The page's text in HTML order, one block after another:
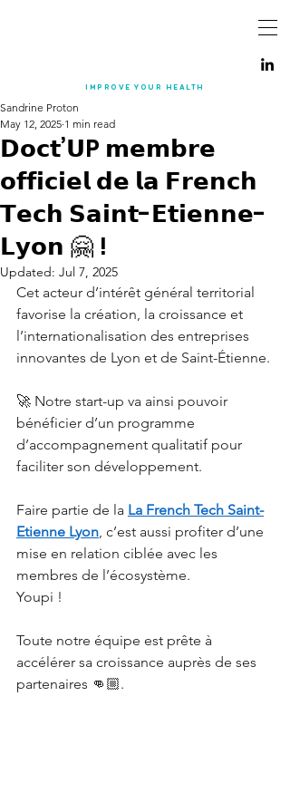
IMPROVE YOUR HEALTH
𝗗𝗼𝗰𝘁’𝗨P 𝗺𝗲𝗺𝗯𝗿𝗲
𝗼𝗳𝗳𝗶𝗰𝗶𝗲𝗹 𝗱𝗲 𝗹𝗮 𝗙𝗿𝗲𝗻𝗰𝗵
𝗧𝗲𝗰𝗵 𝗦𝗮𝗶𝗻𝘁-𝗘𝘁𝗶𝗲𝗻𝗻𝗲-
𝗟𝘆𝗼𝗻 🤗 !
Sandrine Proton
May 12, 2025 1 min read
Updated: Jul 7, 2025
Cet acteur d’intérêt général territorial
favorise la création, la croissance et
l’internationalisation des entreprises
innovantes de Lyon et de Saint-Étienne.
🚀 Notre start-up va ainsi pouvoir
bénéficier d’un programme
d’accompagnement qualitatif pour
faciliter son développement.
Faire partie de la La French Tech Saint-
Etienne Lyon, c’est aussi profiter d’une
mise en relation ciblée avec les
membres de l’écosystème.
Youpi !
Toute notre équipe est prête à
accélérer sa croissance auprès de ses
partenaires 👊🏼.